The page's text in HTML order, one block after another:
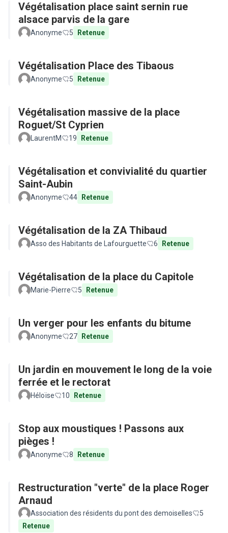
Végétalisation place saint sernin rue
alsace parvis de la gare
Anonyme 5 Retenue
Végétalisation Place des Tibaous
Anonyme 5 Retenue
Végétalisation massive de la place
Roguet/St Cyprien
LaurentM 19 Retenue
Végétalisation et convivialité du quartier
Saint-Aubin
Anonyme 44 Retenue
Végétalisation de la ZA Thibaud
Asso des Habitants de Lafourguette 6 Retenue
Végétalisation de la place du Capitole
Marie-Pierre 5 Retenue
Un verger pour les enfants du bitume
Anonyme 27 Retenue
Un jardin en mouvement le long de la voie
ferrée et le rectorat
Héloïse 10 Retenue
Stop aux moustiques ! Passons aux
pièges !
Anonyme 8 Retenue
Restructuration "verte" de la place Roger
Arnaud
Association des résidents du pont des demoiselles
5
Retenue